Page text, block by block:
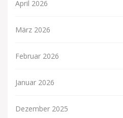
April 2026
März 2026
Februar 2026
Januar 2026
Dezember 2025